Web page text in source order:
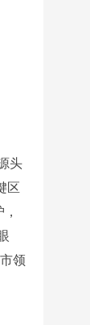
头
区
领